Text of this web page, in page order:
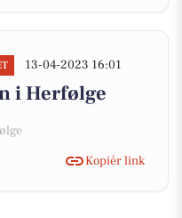
13-04-2023 16:01
i Herfølge
Kopiér link